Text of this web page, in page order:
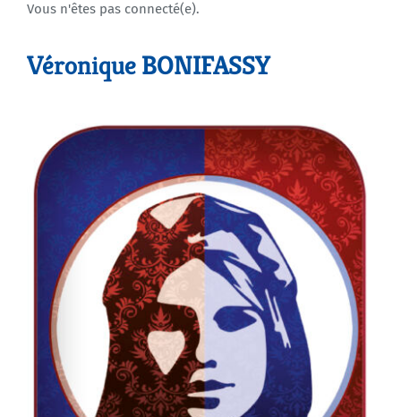
Agenda
Vous n'êtes pas connecté(e).
Véronique BONIFASSY